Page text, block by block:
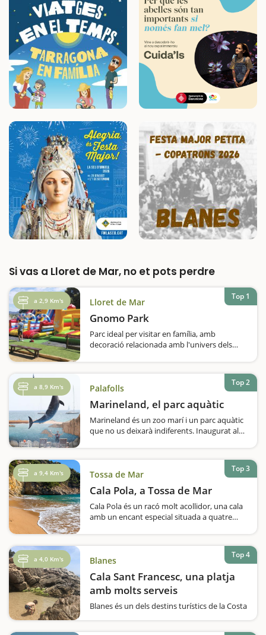
Si vas a Lloret de Mar, no et pots perdre
a 2,9 Km's Lloret de Mar
Gnomo Park
Parc ideal per visitar en família, amb
decoració relacionada amb l'univers dels
caminen i fins els 12 anys. Hi trobareu jocs
d’interior,…
Top 1
a 8,9 Km's Palafolls
Marineland, el parc aquàtic
Marineland és un zoo marí i un parc aquàtic
que no us deixarà indiferents. Inaugurat al
la divulgació de…
Top 2
a 9,4 Km's Tossa de Mar
Cala Pola, a Tossa de Mar
Cala Pola és un racó molt acollidor, una cala
amb un encant especial situada a quatre
gairebé tota la Costa Brava. Cala Pola està
envoltada de penya-segats completament…
Top 3
a 4,0 Km's Blanes
Cala Sant Francesc, una platja
amb molts serveis
Blanes és un dels destins turístics de la Costa
Top 4